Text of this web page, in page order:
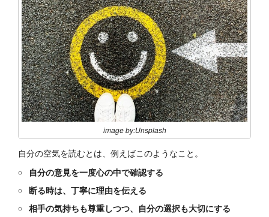
image by:Unsplash
自分の空気を読むとは、例えばこのようなこと。
自分の意見を一度心の中で確認する
断る時は、丁寧に理由を伝える
相手の気持ちも尊重しつつ、自分の選択も大切にする